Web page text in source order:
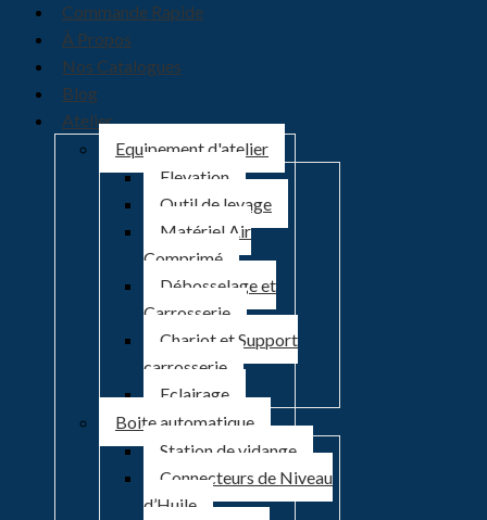
Commande Rapide
À Propos
Nos Catalogues
Blog
Atelier
Equipement d'atelier
Elevation
Outil de levage
Matériel Air
Comprimé
Débosselage et
Carrosserie
Chariot et Support
carrosserie
Eclairage
Boite automatique
Station de vidange
Connecteurs de Niveau
d’Huile